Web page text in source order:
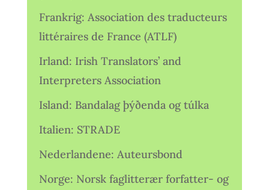
Frankrig: Association des traducteurs
littéraires de France (ATLF)
Irland: Irish Translators’ and
Interpreters Association
Island: Bandalag þýðenda og túlka
Italien: STRADE
Nederlandene: Auteursbond
Norge: Norsk faglitterær forfatter- og